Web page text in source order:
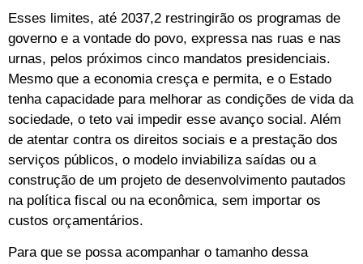
Esses limites, até 2037,2 restringirão os programas de
governo e a vontade do povo, expressa nas ruas e nas
urnas, pelos próximos cinco mandatos presidenciais.
Mesmo que a economia cresça e permita, e o Estado
tenha capacidade para melhorar as condições de vida da
sociedade, o teto vai impedir esse avanço social. Além
de atentar contra os direitos sociais e a prestação dos
serviços públicos, o modelo inviabiliza saídas ou a
construção de um projeto de desenvolvimento pautados
na política fiscal ou na econômica, sem importar os
custos orçamentários.
Para que se possa acompanhar o tamanho dessa